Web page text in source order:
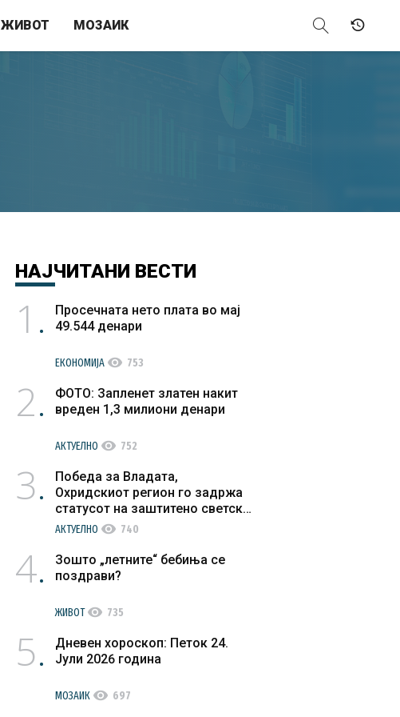
ЖИВОТ МОЗАИК
НАЈЧИТАНИ ВЕСТИ
1
Просечната нето плата во мај
49.544 денари
ЕКОНОМИЈА visibility 753
2
ФОТО: Запленет златен накит
вреден 1,3 милиони денари
АКТУЕЛНО visibility 752
3
Победа за Владата,
Охридскиот регион го задржа
статусот на заштитено светско
културно наследство
АКТУЕЛНО visibility 740
4
Зошто „летните“ бебиња се
поздрави?
ЖИВОТvisibility 735
5
Дневен хороскоп: Петок 24.
Јули 2026 година
МОЗАИК visibility 697